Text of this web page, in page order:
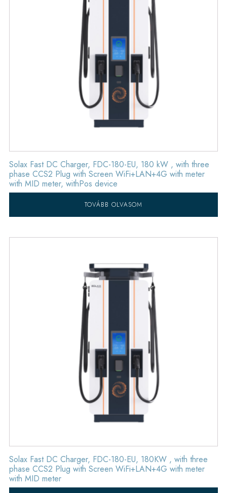
Solax Fast DC Charger, FDC-180-EU, 180 kW , with three
phase CCS2 Plug with Screen WiFi+LAN+4G with meter
with MID meter, withPos device
TOVÁBB OLVASOM
Solax Fast DC Charger, FDC-180-EU, 180KW , with three
phase CCS2 Plug with Screen WiFi+LAN+4G with meter
with MID meter